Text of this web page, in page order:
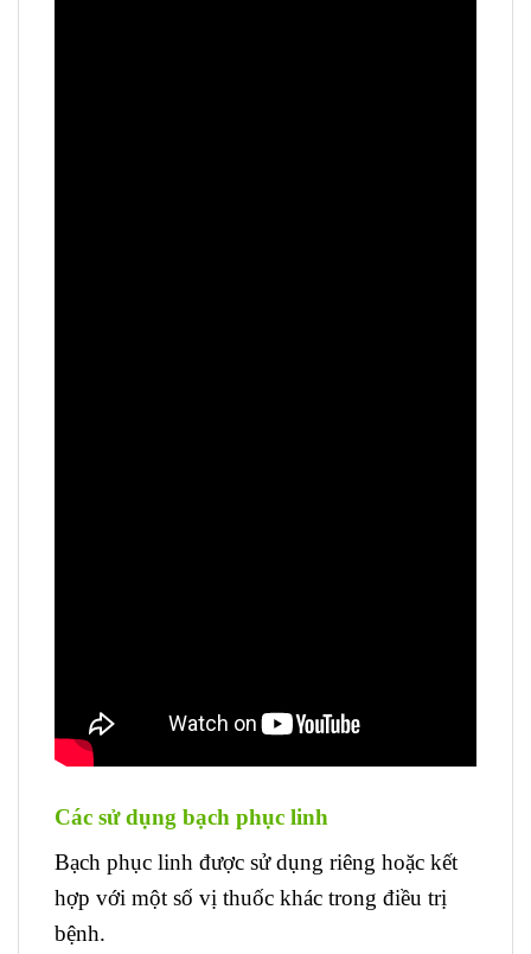
Các sử dụng bạch phục linh
Bạch phục linh được sử dụng riêng hoặc kết
hợp với một số vị thuốc khác trong điều trị
bệnh.